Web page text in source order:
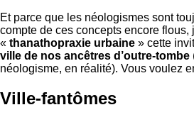
Et parce que les néologismes sont
compte de ces concepts encore flous,
« thanathopraxie urbaine » cette
ville de nos ancêtres d’outre-tombe
néologisme, en réalité). Vous voulez
Ville-fantômes